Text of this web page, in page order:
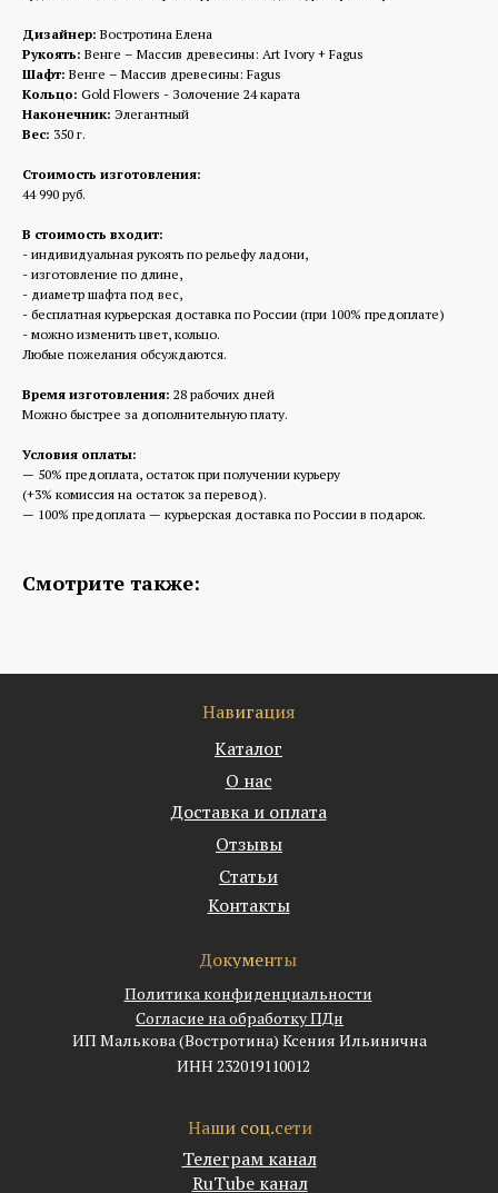
Дизайнер: Востротина Елена
Рукоять: Венге – Массив древесины: Art Ivory + Fagus
Шафт: Венге – Массив древесины: Fagus
Кольцо: Gold Flowers - Золочение 24 карата
Наконечник: Элегантный
Вес: 350 г.
Стоимость изготовления:
44 990 руб.
В стоимость входит:
- индивидуальная рукоять по рельефу ладони,
- изготовление по длине,
- диаметр шафта под вес,
- бесплатная курьерская доставка по России (при 100% предоплате)
- можно изменить цвет, кольцо.
Любые пожелания обсуждаются.
Время изготовления: 28 рабочих дней
Можно быстрее за дополнительную плату.
Условия оплаты:
— 50% предоплата, остаток при получении курьеру
(+3% комиссия на остаток за перевод).
— 100% предоплата — курьерская доставка по России в подарок.
Смотрите также:
Навигация
Каталог
О нас
Доставка и оплата
ИП Малькова (Востротина) Ксения Ильинична
ИНН 232019110012
Политика конфиденциальности
Отзывы
Статьи
RuTube канал
Наши соц.сети
Телеграм канал
Контакты
Документы
Согласие на обработку ПДн